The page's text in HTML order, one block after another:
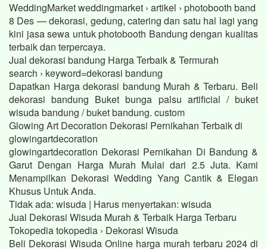
WeddingMarket weddingmarket › artikel › photobooth band
8 Des — dekorasi, gedung, catering dan satu hal lagi yang
kini jasa sewa untuk photobooth Bandung dengan kualitas
terbaik dan terpercaya.
Jual dekorasi bandung Harga Terbaik & Termurah
search › keyword=dekorasi bandung
Dapatkan Harga dekorasi bandung Murah & Terbaru. Beli
dekorasi bandung Buket bunga palsu artificial / buket
wisuda bandung / buket bandung. custom
Glowing Art Decoration Dekorasi Pernikahan Terbaik di
glowingartdecoration
glowingartdecoration Dekorasi Pernikahan Di Bandung &
Garut Dengan Harga Murah Mulai dari 2.5 Juta. Kami
Menampilkan Dekorasi Wedding Yang Cantik & Elegan
Khusus Untuk Anda.
Tidak ada: wisuda ‎| Harus menyertakan: wisuda
Jual Dekorasi Wisuda Murah & Terbaik Harga Terbaru
Tokopedia tokopedia › Dekorasi Wisuda
Beli Dekorasi Wisuda Online harga murah terbaru 2024 di